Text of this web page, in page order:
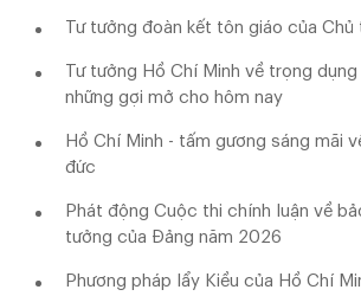
Tư tưởng đoàn kết tôn giáo của Chủ
Tư tưởng Hồ Chí Minh về trọng
những gợi mở cho hôm nay
Hồ Chí Minh - tấm gương sáng mãi
đức
Phát động Cuộc thi chính luận về
tưởng của Đảng năm 2026
Phương pháp lẩy Kiều của Hồ Chí